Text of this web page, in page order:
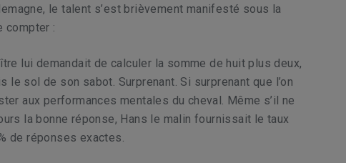
le talent s’est brièvement manifesté sous la
compter :
lui demandait de calculer la somme de huit plus deux,
le sol de son sabot. Surprenant. Si surprenant que l’on
aux performances mentales du cheval. Même s’il ne
la bonne réponse, Hans le malin fournissait le taux
de réponses exactes.